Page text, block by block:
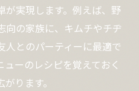
が実現します。例えば、野
向の家族に、キムチやチヂ
人とのパーティーに最適で
ーのレシピを覚えておく
ります。